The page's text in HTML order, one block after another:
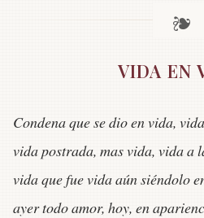
VIDA EN
Condena que se dio en vida,
vida postrada, mas vida, vida a
vida que fue vida aún siéndolo
ayer todo amor, hoy, en